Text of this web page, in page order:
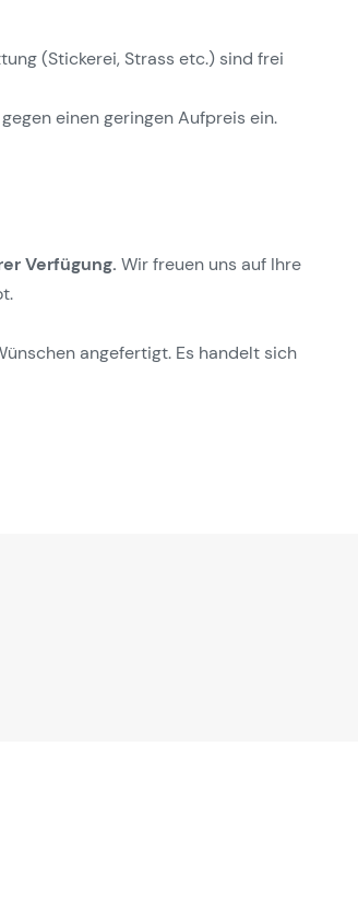
(Stickerei, Strass etc.) sind frei
einen geringen Aufpreis ein.
Verfügung. Wir freuen uns auf Ihre
angefertigt. Es handelt sich